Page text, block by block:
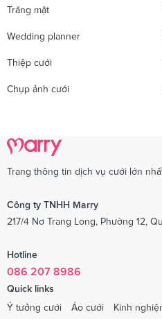
Trăng mật
Wedding planner
Thiệp cưới
Chụp ảnh cưới
Trang thông tin dịch vụ cưới lớn
Công ty TNHH Marry
217/4 Nơ Trang Long, Phường 12,
Hotline
086 207 8986
Quick links
Ý tưởng cưới
Áo cưới Kinh